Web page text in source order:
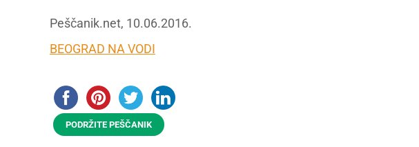
Peščanik.net, 10.06.2016.
BEOGRAD NA VODI
PODRŽITE PEŠČANIK